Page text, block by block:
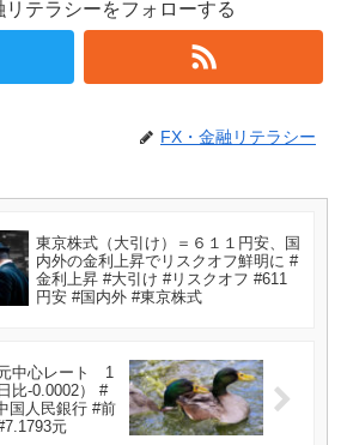
リテラシーをフォローする
FX・金融リテラシー
東京株式（大引け）＝６１１円安、国
内外の金利上昇でリスクオフ鮮明に #
金利上昇 #大引け #リスクオフ #611
円安 #国内外 #東京株式
中心レート 1
比-0.0002） #
国人民銀行 #前
元